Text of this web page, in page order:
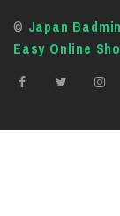
© Japan
Easy Online